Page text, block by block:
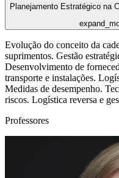
Planejamento Estratégico na
Evolução do conceito da
suprimentos. Gestão
Desenvolvimento de
transporte e instalações.
Medidas de desempenho.
riscos. Logística reversa e
Professores